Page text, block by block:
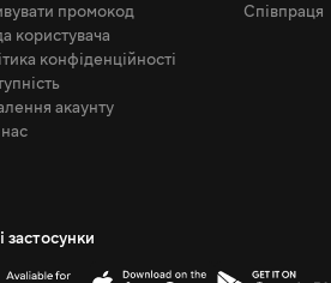
промокод
користувача
конфіденційності
акаунту
Співпраця
застосунки